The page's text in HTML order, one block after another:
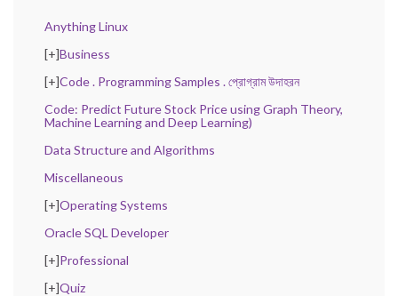
Anything Linux
[+]Business
[+]Code . Programming Samples . প্রোগ্রাম উদাহরন
Code: Predict Future Stock Price using Graph Theory,
Machine Learning and Deep Learning)
Data Structure and Algorithms
Miscellaneous
[+]Operating Systems
Oracle SQL Developer
[+]Professional
[+]Quiz